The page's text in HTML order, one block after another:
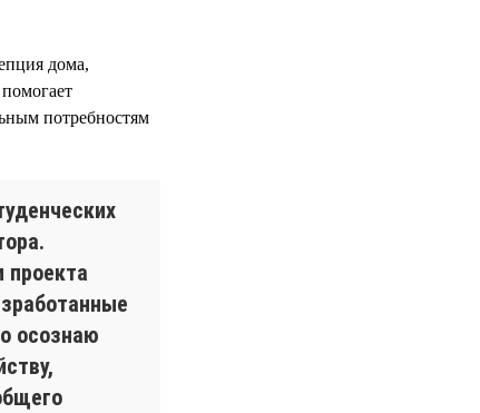
дома,
потребностям
проекта
осознаю